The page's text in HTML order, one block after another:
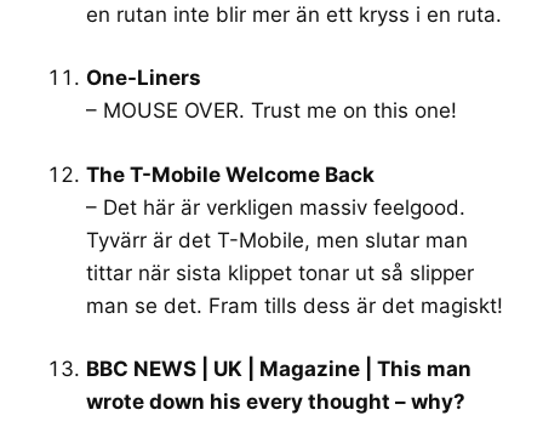
en rutan inte blir mer än ett kryss i en ruta.
One-Liners
– MOUSE OVER. Trust me on this one!
The T-Mobile Welcome Back
– Det här är verkligen massiv feelgood.
Tyvärr är det T-Mobile, men slutar man
tittar när sista klippet tonar ut så slipper
man se det. Fram tills dess är det magiskt!
BBC NEWS | UK | Magazine | This man
wrote down his every thought – why?